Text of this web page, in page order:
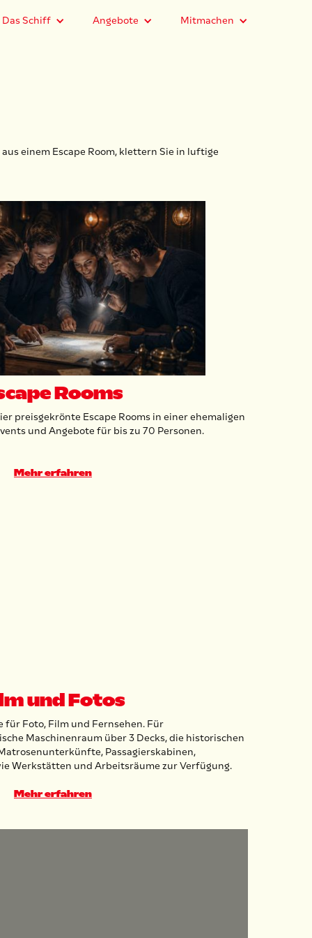
Das Schiff Angebote Mitmachen
einem Escape Room, klettern Sie in luftige
Rooms
preisgekrönte Escape Rooms in einer ehemaligen
und Angebote für bis zu 70 Personen.
Mehr erfahren
und Fotos
für Foto, Film und Fernsehen. Für
Maschinenraum über 3 Decks, die historischen
Passagierskabinen,
Werkstätten und Arbeitsräume zur Verfügung.
Mehr erfahren